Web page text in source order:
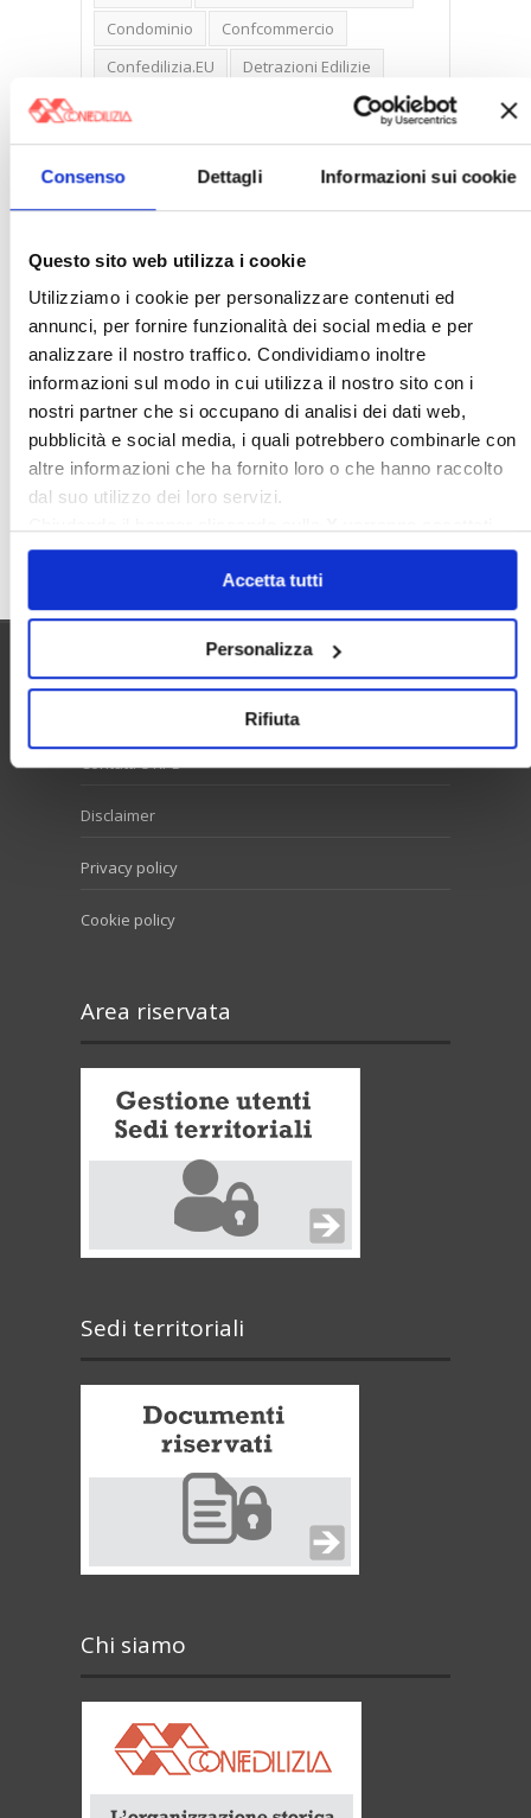
Consenso Dettagli Informazioni sui cookie
Questo sito web utilizza i cookie
Utilizziamo i cookie per personalizzare contenuti ed
annunci, per fornire funzionalità dei social media e per
analizzare il nostro traffico. Condividiamo inoltre
informazioni sul modo in cui utilizza il nostro sito con i
nostri partner che si occupano di analisi dei dati web,
pubblicità e social media, i quali potrebbero combinarle con
altre informazioni che ha fornito loro o che hanno raccolto
dal suo utilizzo dei loro servizi.
solo i cookie necessari.
Accetta tutti
Personalizza
Rifiuta
Condominio
Confcommercio
Confedilizia.EU
Detrazioni Edilizie
Firenze
Gabetti Spa
Green Deal
Green Party
Ideologia Green
Irregolarità Formali
Nudaproprietà
Prezzi Case
Prima Casa
Proprietari Casa
Rendite Catastali
Rivoluzioneliberale
Sunia
Trasferimenti
Treviso
Valore Case
Cerca
Utilità
Contatti e RPD
Disclaimer
Privacy policy
Cookie policy
Area riservata
Sedi territoriali
Chi siamo